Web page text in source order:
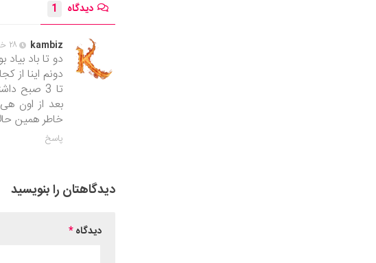
دیدگاه 1
kambiz ۲۸ خرداد, ۱۳۹۸ در ۲:۱۸ ب٫ظ
دو تا باد
خاطر همین
پاسخ
دیدگاهتان را بنویسید
دیدگاه*